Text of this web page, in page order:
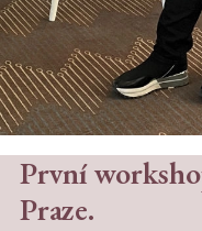
První
Praze.